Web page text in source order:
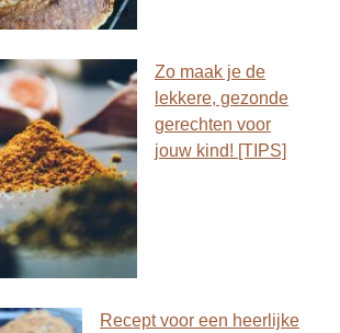
Zo maak je de
lekkere, gezonde
gerechten voor
jouw kind! [TIPS]
Recept voor een heerlijke